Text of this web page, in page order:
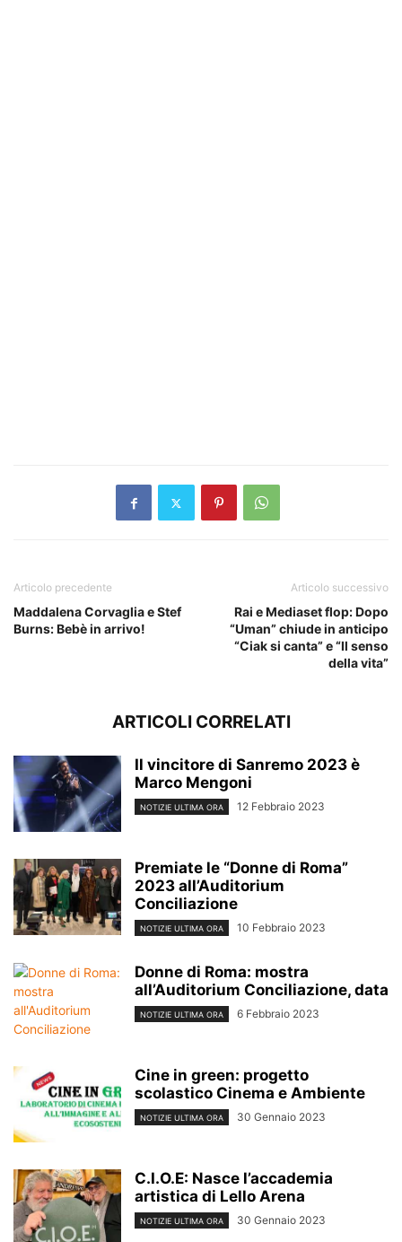
Articolo precedente
Maddalena Corvaglia e Stef
Burns: Bebè in arrivo!
Articolo successivo
Rai e Mediaset flop: Dopo
“Uman” chiude in anticipo
“Ciak si canta” e “Il senso
della vita”
ARTICOLI CORRELATI
Il vincitore di Sanremo 2023 è
Marco Mengoni
NOTIZIE ULTIMA ORA 12 Febbraio 2023
Premiate le “Donne di Roma”
2023 all’Auditorium
Conciliazione
NOTIZIE ULTIMA ORA 10 Febbraio 2023
Donne di Roma: mostra
all’Auditorium Conciliazione, data
NOTIZIE ULTIMA ORA 6 Febbraio 2023
Cine in green: progetto
scolastico Cinema e Ambiente
NOTIZIE ULTIMA ORA 30 Gennaio 2023
C.I.O.E: Nasce l’accademia
artistica di Lello Arena
NOTIZIE ULTIMA ORA 30 Gennaio 2023